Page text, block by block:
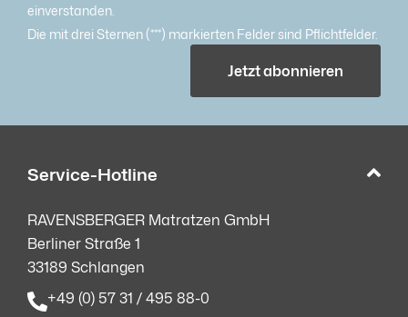
einverstanden.
Die mit drei Sternen (***) markierten Felder sind Pflichtfelder.
Jetzt abonnieren
Service-Hotline
RAVENSBERGER Matratzen GmbH
Berliner Straße 1
33189 Schlangen
+49 (0) 57 31 / 495 88-0